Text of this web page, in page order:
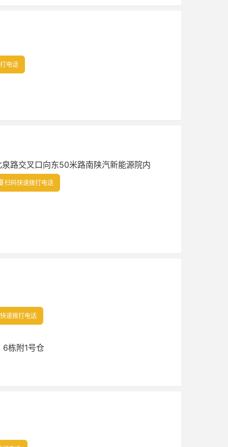
电话
路交叉口向东50米路南陕汽新能源院内
扫码快速拨打电话
速拨打电话
6栋附1号仓